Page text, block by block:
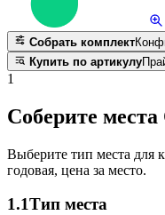
Собрать комплект
Купить по артикулу
1
Соберите
Выберите тип места для
годовая, цена за место.
1.1Тип места